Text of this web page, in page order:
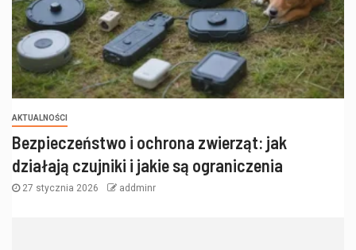
AKTUALNOŚCI
Bezpieczeństwo i ochrona zwierząt: jak
działają czujniki i jakie są ograniczenia
27 stycznia 2026 addminr